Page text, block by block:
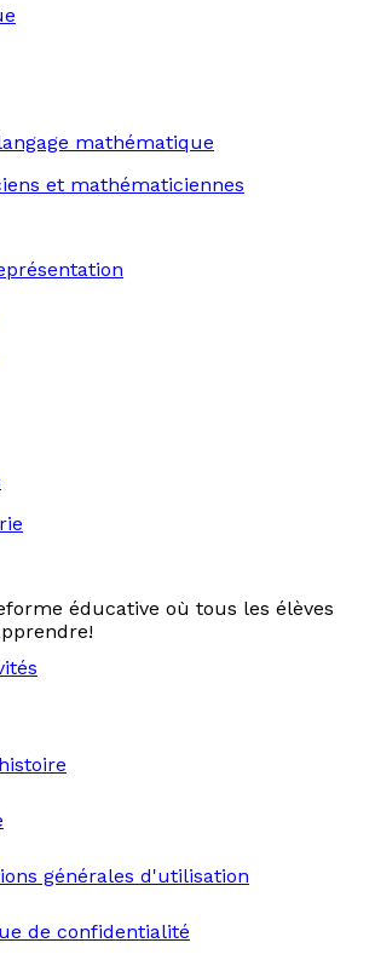
mathématique
et mathématiciennes
éducative où tous les élèves
générales d'utilisation
de confidentialité